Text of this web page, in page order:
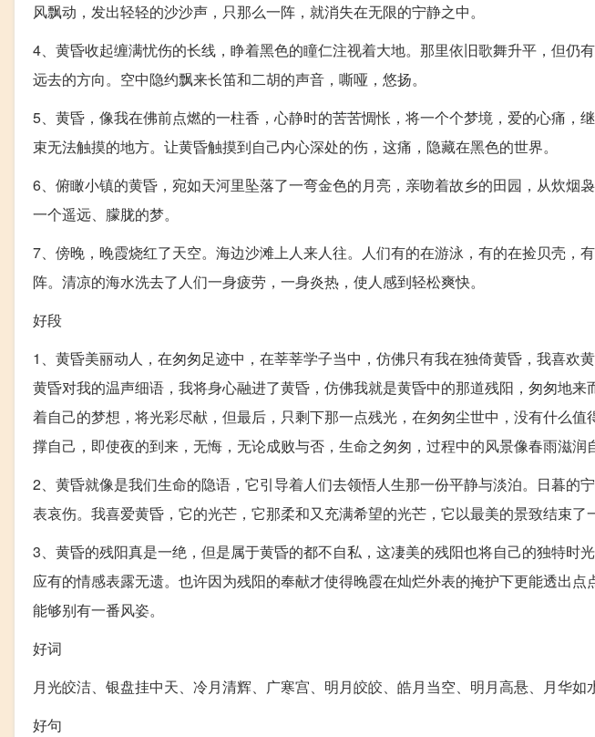
风飘动，发出轻轻的沙沙声，只那么一阵，就消失在无限的宁静之中。
4、黄昏收起缠满忧伤的长线，睁着黑色的瞳仁注视着大地。那里依旧歌舞升平，但仍
远去的方向。空中隐约飘来长笛和二胡的声音，嘶哑，悠扬。
5、黄昏，像我在佛前点燃的一柱香，心静时的苦苦惆怅，将一个个梦境，爱的心痛，
束无法触摸的地方。让黄昏触摸到自己内心深处的伤，这痛，隐藏在黑色的世界。
6、俯瞰小镇的黄昏，宛如天河里坠落了一弯金色的月亮，亲吻着故乡的田园，从炊烟
一个遥远、朦胧的梦。
7、傍晚，晚霞烧红了天空。海边沙滩上人来人往。人们有的在游泳，有的在捡贝壳，
阵。清凉的海水洗去了人们一身疲劳，一身炎热，使人感到轻松爽快。
好段
1、黄昏美丽动人，在匆匆足迹中，在莘莘学子当中，仿佛只有我在独倚黄昏，我喜欢
黄昏对我的温声细语，我将身心融进了黄昏，仿佛我就是黄昏中的那道残阳，匆匆地
着自己的梦想，将光彩尽献，但最后，只剩下那一点残光，在匆匆尘世中，没有什么
撑自己，即使夜的到来，无悔，无论成败与否，生命之匆匆，过程中的风景像春雨滋润
2、黄昏就像是我们生命的隐语，它引导着人们去领悟人生那一份平静与淡泊。日暮的
表哀伤。我喜爱黄昏，它的光芒，它那柔和又充满希望的光芒，它以最美的景致结束了
3、黄昏的残阳真是一绝，但是属于黄昏的都不自私，这凄美的残阳也将自己的独特时
应有的情感表露无遗。也许因为残阳的奉献才使得晚霞在灿烂外表的掩护下更能透出
能够别有一番风姿。
好词
月光皎洁、银盘挂中天、冷月清辉、广寒宫、明月皎皎、皓月当空、明月高悬、月华如
好句